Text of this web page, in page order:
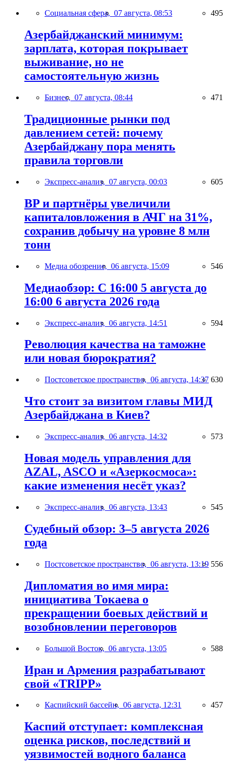
Социальная сфера, 07 августа, 08:53 495
Азербайджанский минимум:
зарплата, которая покрывает
выживание, но не
самостоятельную жизнь
Бизнес, 07 августа, 08:44 471
Традиционные рынки под
давлением сетей: почему
Азербайджану пора менять
правила торговли
Экспресс-анализ, 07 августа, 00:03 605
BP и партнёры увеличили
капиталовложения в АЧГ на 31%,
сохранив добычу на уровне 8 млн
тонн
Медиа обозрение, 06 августа, 15:09 546
Медиаобзор: С 16:00 5 августа до
16:00 6 августа 2026 года
Экспресс-анализ, 06 августа, 14:51 594
Революция качества на таможне
или новая бюрократия?
Постсоветское пространство, 06 августа, 14:37 630
Что стоит за визитом главы МИД
Азербайджана в Киев?
Экспресс-анализ, 06 августа, 14:32 573
Новая модель управления для
AZAL, ASCO и «Азеркосмоса»:
какие изменения несёт указ?
Экспресс-анализ, 06 августа, 13:43 545
Судебный обзор: 3–5 августа 2026
года
Постсоветское пространство, 06 августа, 13:19 556
Дипломатия во имя мира:
инициатива Токаева о
прекращении боевых действий и
возобновлении переговоров
Большой Восток, 06 августа, 13:05 588
Иран и Армения разрабатывают
свой «TRIPP»
Каспийский бассейн, 06 августа, 12:31 457
Каспий отступает: комплексная
оценка рисков, последствий и
уязвимостей водного баланса